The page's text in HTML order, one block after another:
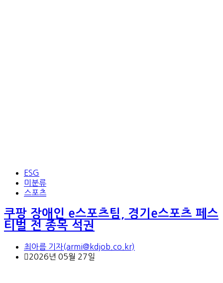
ESG
미분류
스포츠
쿠팡 장애인 e스포츠팀, 경기e스포츠 페스
티벌 전 종목 석권
최아름 기자(armi@kdjob.co.kr)
2026년 05월 27일